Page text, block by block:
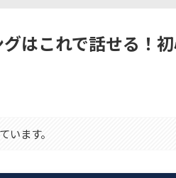
はこれで話せる！
います。